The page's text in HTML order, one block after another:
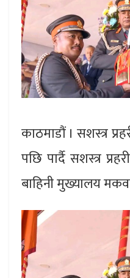
काठमाडौं । सशस्त्र
पछि पार्दै सशस्त्र
बाहिनी मुख्यालय